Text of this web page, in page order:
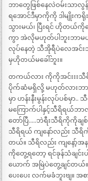
ဘာတွေဖြစ်နေလဲဝမ်းသာလွ
ရအောင်ဒီမှာကိုကို ဒါမျိုးကရို
သွားမယ်၊ ပြီးရင် ဟိုတယ်
ကွာ အဲလိုမဟုတ်ပါဘူးဘာမ
လုပ်နေတဲ့ သီအိုရီပဲလေအင်
မှဟိုတယ်မခေါ်ဘူး။
တကယ်လား ကိုကိုအင်းးးသီ
ပိုက်ဆံမရှိလို့ မဟုတ်လားဘာ
မှာ ဟန်းနီးမွန်းလုပ်ပစ်မှာ..
မကြောက်ပါနှင့်သီရိရယ်ဘာလဲပဲ
တော်ပြီ…..ဘဲရီးသီရိကိုကိုခ
သီရိရယ် ကျနော်လည်း သီရိ
တယ်။ သီရိလည်း ကျနော့်အနမ်
ကိုတွေ့ရတော့ ရင်ခုန်သံချင်း
ယောက် အမြဲပဲတွေ့ချင်တ
ပေးပေး လက်မခံဘူးဗျ။